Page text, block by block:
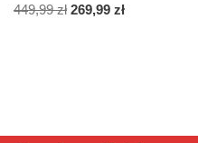
449,99zł 269,99 zł